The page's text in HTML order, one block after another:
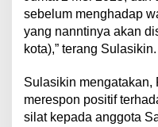
sebelum menghadap
yang nanntinya akan
kota),” terang Sulasikin.
Sulasikin mengatakan,
merespon positif
silat kepada anggota